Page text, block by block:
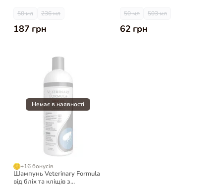
50 мл 236 мл
187 грн
50 мл 503 мл
62 грн
+16 бонусів
Шампунь Veterinary Formula
від бліх та кліщів з